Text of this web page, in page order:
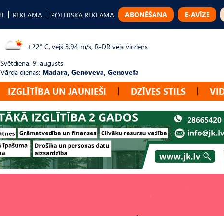
REKLĀMA POLITISKĀ REKLĀMA ABONĒŠANA E-AVĪZE
+22° C, vējš 3.94 m/s, R-DR vēja virziens
Svētdiena, 9. augusts
Vārda dienas: Madara, Genoveva, Genovefa
IZGLĪTĪBA UN JAUNIEŠI DZĪVES STILS